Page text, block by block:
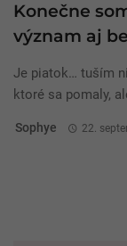
Konečne
význam aj
Je piatok… tuším
ktoré sa pomaly,
Sophye 22.